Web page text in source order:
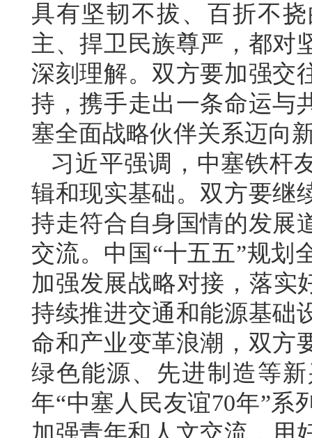
具有坚韧不拔、百折不
主、捍卫民族尊严，都对
深刻理解。双方要加强交
持，携手走出一条命运与
塞全面战略伙伴关系迈向
习近平强调，中塞铁杆
辑和现实基础。双方要继
持走符合自身国情的发展
交流。中国“十五五”规划
加强发展战略对接，落实
持续推进交通和能源基础
命和产业变革浪潮，双方
绿色能源、先进制造等
年“中塞人民友谊70年”系
加强青年和人文交流，用